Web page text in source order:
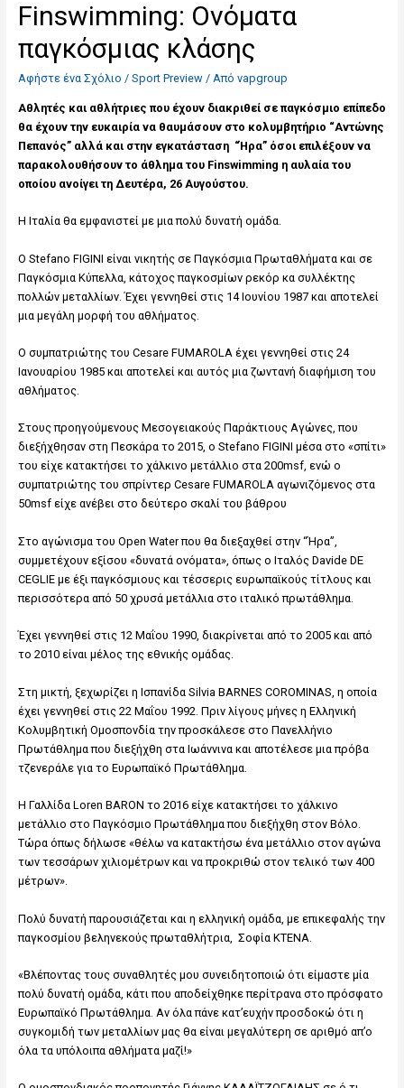
Finswimming: Ονόματα
παγκόσμιας κλάσης
Αφήστε ένα Σχόλιο / Sport Preview/ Από vapgroup
Αθλητές και αθλήτριες που έχουν διακριθεί σε παγκόσμιο επίπεδο
θα έχουν την ευκαιρία να θαυμάσουν στο κολυμβητήριο “Αντώνης
Πεπανός” αλλά και στην εγκατάσταση “Ήρα” όσοι επιλέξουν να
παρακολουθήσουν το άθλημα του Finswimming η αυλαία του
οποίου ανοίγει τη Δευτέρα, 26 Αυγούστου.
Η Ιταλία θα εμφανιστεί με μια πολύ δυνατή ομάδα.
O Stefano FIGINI είναι νικητής σε Παγκόσμια Πρωταθλήματα και σε
Παγκόσμια Κύπελλα, κάτοχος παγκοσμίων ρεκόρ κα συλλέκτης
πολλών μεταλλίων. Έχει γεννηθεί στις 14 Ιουνίου 1987 και αποτελεί
μια μεγάλη μορφή του αθλήματος.
Ο συμπατριώτης του Cesare FUMAROLA έχει γεννηθεί στις 24
Ιανουαρίου 1985 και αποτελεί και αυτός μια ζωντανή διαφήμιση του
αθλήματος.
Στους προηγούμενους Μεσογειακούς Παράκτιους Αγώνες, που
διεξήχθησαν στη Πεσκάρα το 2015, ο Stefano FIGINI μέσα στο «σπίτι»
του είχε κατακτήσει το χάλκινο μετάλλιο στα 200msf, ενώ ο
συμπατριώτης του σπρίντερ Cesare FUMAROLA αγωνιζόμενος στα
50msf είχε ανέβει στο δεύτερο σκαλί του βάθρου
Στο αγώνισμα του Open Water που θα διεξαχθεί στην “Ήρα”,
συμμετέχουν εξίσου «δυνατά ονόματα», όπως ο Ιταλός Davide DE
CEGLIE με έξι παγκόσμιους και τέσσερις ευρωπαϊκούς τίτλους και
περισσότερα από 50 χρυσά μετάλλια στο ιταλικό πρωτάθλημα.
Έχει γεννηθεί στις 12 Μαΐου 1990, διακρίνεται από το 2005 και από
το 2010 είναι μέλος της εθνικής ομάδας.
Στη μικτή, ξεχωρίζει η Ισπανίδα Silvia BARNES COROMINAS, η οποία
έχει γεννηθεί στις 22 Μαΐου 1992. Πριν λίγους μήνες η Ελληνική
Κολυμβητική Ομοσπονδία την προσκάλεσε στο Πανελλήνιο
Πρωτάθλημα που διεξήχθη στα Ιωάννινα και αποτέλεσε μια πρόβα
τζενεράλε για το Ευρωπαϊκό Πρωτάθλημα.
Η Γαλλίδα Loren BARON το 2016 είχε κατακτήσει το χάλκινο
μετάλλιο στο Παγκόσμιο Πρωτάθλημα που διεξήχθη στον Βόλο.
Τώρα όπως δήλωσε «θέλω να κατακτήσω ένα μετάλλιο στον αγώνα
των τεσσάρων χιλιομέτρων και να προκριθώ στον τελικό των 400
μέτρων».
Πολύ δυνατή παρουσιάζεται και η ελληνική ομάδα, με επικεφαλής την
παγκοσμίου βεληνεκούς πρωταθλήτρια, Σοφία ΚΤΕΝΑ.
«Βλέποντας τους συναθλητές μου συνειδητοποιώ ότι είμαστε μία
πολύ δυνατή ομάδα, κάτι που αποδείχθηκε περίτρανα στο πρόσφατο
Ευρωπαϊκό Πρωτάθλημα. Αν όλα πάνε κατ’ευχήν προσδοκώ ότι η
συγκομιδή των μεταλλίων μας θα είναι μεγαλύτερη σε αριθμό απ’ο
όλα τα υπόλοιπα αθλήματα μαζί!»